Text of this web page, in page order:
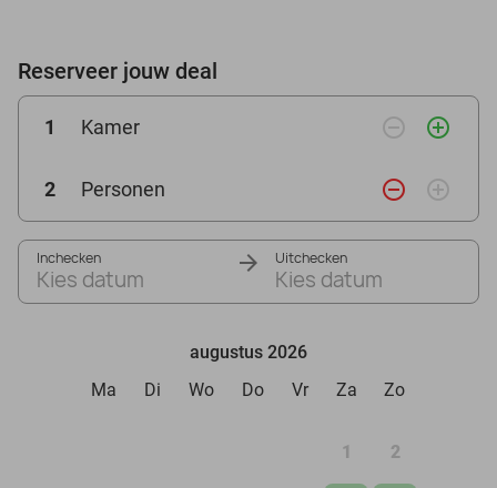
Reserveer jouw deal
1 Kamer remove_circle_outline add_circle_outline
2 Personen remove_circle_outline add_circle_outline
Inchecken
Kies datum
Uitchecken
Kies datum
augustus 2026
Ma
Di Wo Do Vr Za Zo
1 2